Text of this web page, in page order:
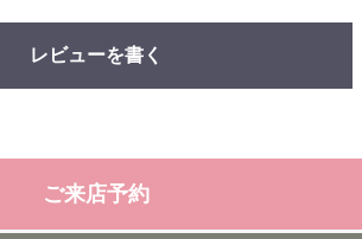
レビューを書く
ご来店予約